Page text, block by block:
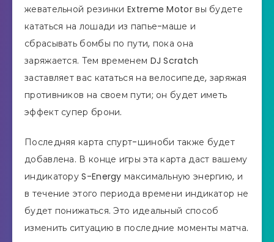
жевательной резинки Extreme Motor вы будете
кататься на лошади из папье-маше и
сбрасывать бомбы по пути, пока она
заряжается. Тем временем DJ Scratch
заставляет вас кататься на велосипеде, заряжая
противников на своем пути; он будет иметь
эффект супер брони.
Последняя карта спурт-шиноби также будет
добавлена. В конце игры эта карта даст вашему
индикатору S-Energy максимальную энергию, и
в течение этого периода времени индикатор не
будет понижаться. Это идеальный способ
изменить ситуацию в последние моменты матча.